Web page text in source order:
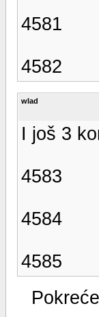
4581
4582
wlad
I još 3
4583
4584
4585